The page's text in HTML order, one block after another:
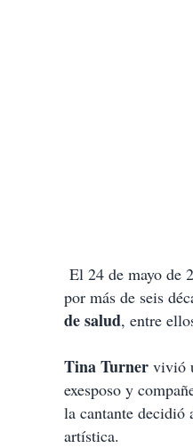
El 24 de mayo de
por más de seis
de salud, entre
Tina Turner vivió
exesposo y
la cantante decidió
artística.